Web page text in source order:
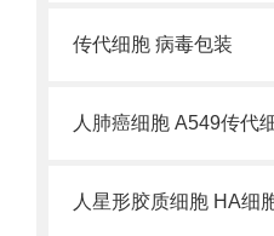
传代细胞 病毒包装
人肺癌细胞 A549传代
人星形胶质细胞 HA细